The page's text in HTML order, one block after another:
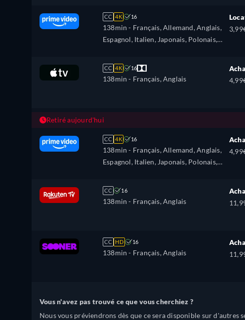
CC 4K 16
138min - Français, Allemand, Anglais,
Espagnol, Italien, Japonais, Polonais,
CC 4K 16
138min - Français, Anglais
Retiré aujourd'hui
CC 4K 16
138min - Français, Allemand, Anglais,
Espagnol, Italien, Japonais, Polonais,
CC 16
138min - Français, Anglais
CC HD 16
138min - Français, Anglais
Vous n'avez pas trouvé ce que vous cherchiez ?
Nous vous préviendrons dès que ce sera disponible sur d'autres